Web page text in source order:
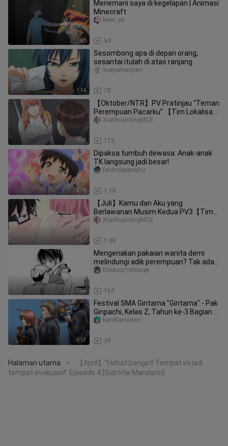
1:49
Menemani saya di kegelapan | Animasi
Minecraft
54
keen_ys
1:34
Sesombong apa di depan orang,
sesantai itulah di atas ranjang
78
xueyumanjian
0:59
【Oktober/NTR】PV Pratinjau “Teman
Perempuan Pacarku” 【Tim Lokalisasi
MCE】
173
XiarihuantingMCE
2:14
Dipaksa tumbuh dewasa: Anak-anak
TK langsung jadi besar!
1.1K
feichidepanghu
1:31
【Juli】Kamu dan Aku yang
Berlawanan Musim Kedua PV3【Tim
Lokalisasi MCE】
1.9K
XiarihuantingMCE
3:28
Mengenakan pakaian wanita demi
melindungi adik perempuan? Tak ada
yang bisa menghentikan kecintaanmu
163
Daiduoのshouye
6:57
Festival SMA Gintama "Gintama" - Pak
Ginpachi, Kelas Z, Tahun ke-3 Bagian 3:
Sougo, kamu sebenarnya
39
kandianvideo
Halaman utama >
【April】“Hebat banget! Tempat ini jadi
tempat evakuasi!” Episode 4 [Subtitle Mandarin]